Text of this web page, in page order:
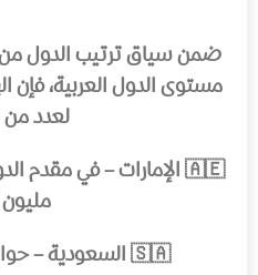
مستوى الدول العربية، فإن
لعدد من
مليون
🇸🇦 السعودية – حوالي 20.3 مليون زائر.